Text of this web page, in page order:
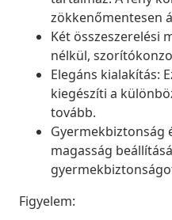
zökkenőmentesen
Két összeszerelési
nélkül,
Elegáns kialakítás:
kiegészíti a
tovább.
Gyermekbiztonság
magasság
Figyelem: